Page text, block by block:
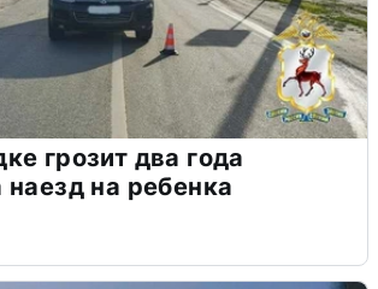
грозит два года
на ребенка